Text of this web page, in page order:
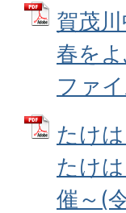
賀茂
春を
ファ
たけ
たけ
催～(